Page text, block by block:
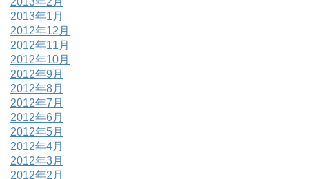
2013年1月
2012年12月
2012年11月
2012年10月
2012年9月
2012年8月
2012年7月
2012年6月
2012年5月
2012年4月
2012年3月
2012年2月